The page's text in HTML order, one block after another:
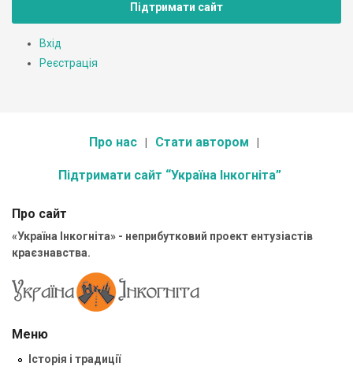
Підтримати сайт
Вхід
Реєстрація
Про нас Стати автором
Підтримати сайт “Україна Інкогніта”
Про сайт
«Україна Інкогніта» - неприбутковий проект ентузіастів
краєзнавства.
Меню
Історія і традиції